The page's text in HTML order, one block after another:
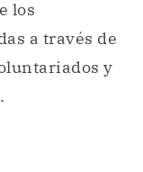
los
a través de
y